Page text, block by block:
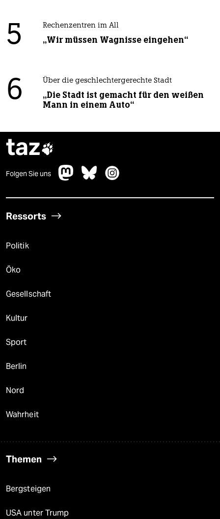
5 Rechenzentren im All
„Wir müssen Wagnisse eingehen“
6 Über die geschlechtergerechte Stadt
„Die Stadt ist gemacht für den weißen
Mann in einem Auto“
taz
Folgen Sie uns
Ressorts
Politik
Öko
Gesellschaft
Kultur
Sport
Berlin
Nord
Wahrheit
Themen
Bergsteigen
USA unter Trump